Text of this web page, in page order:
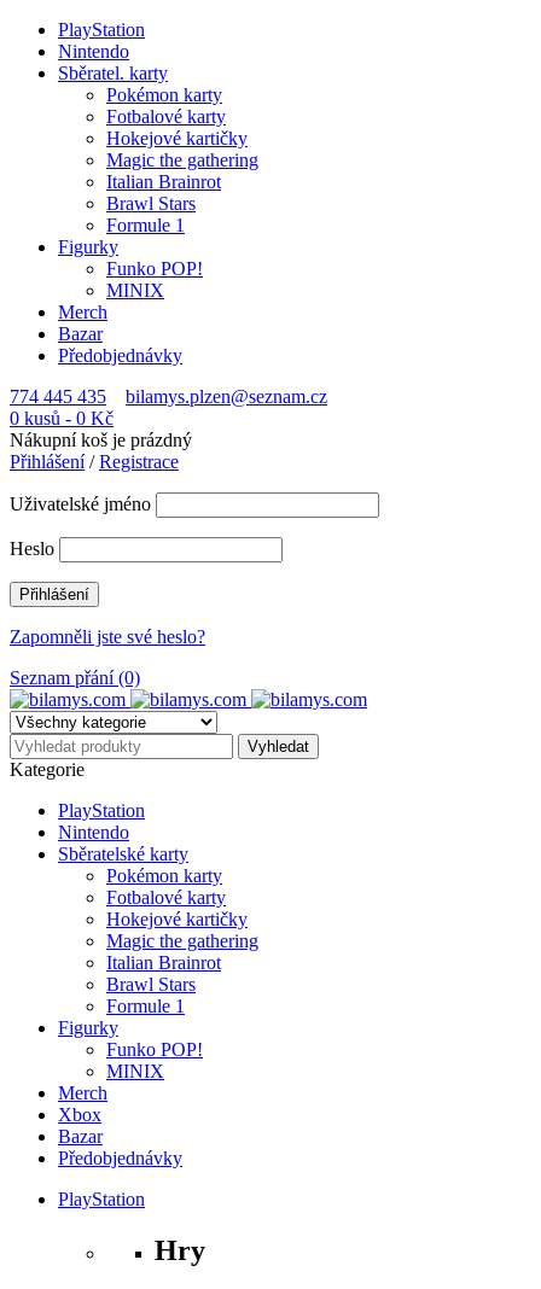
PlayStation
Nintendo
Sběratel. karty
Pokémon karty
Fotbalové karty
Hokejové kartičky
Magic the gathering
Italian Brainrot
Brawl Stars
Formule 1
Figurky
Funko POP!
MINIX
Merch
Bazar
Předobjednávky
774 445 435
bilamys.plzen@seznam.cz
0 kusů - 0 Kč
Nákupní koš je prázdný
Přihlášení/Registrace
Uživatelské jméno
Heslo
Zapomněli jste své heslo?
Seznam přání (0)
Kategorie
PlayStation
Nintendo
Sběratelské karty
Pokémon karty
Fotbalové karty
Hokejové kartičky
Magic the gathering
Italian Brainrot
Brawl Stars
Formule 1
Figurky
Funko POP!
MINIX
Merch
Xbox
Bazar
Předobjednávky
PlayStation
Hry